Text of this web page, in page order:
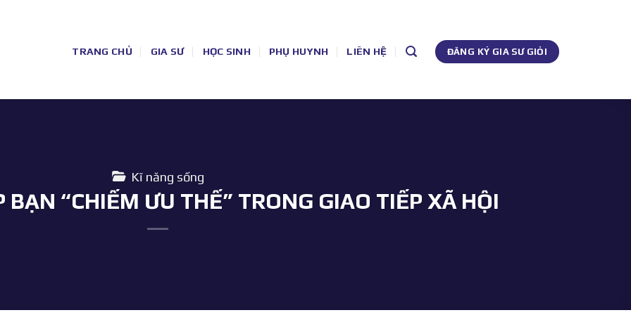
TRANG CHỦ GIA SƯ HỌC SINH PHỤ HUYNH LIÊN HỆ ĐĂNG KÝ GIA SƯ GIỎI
Kĩ năng sống
“CHIẾM ƯU THẾ” TRONG GIAO TIẾP XÃ HỘI